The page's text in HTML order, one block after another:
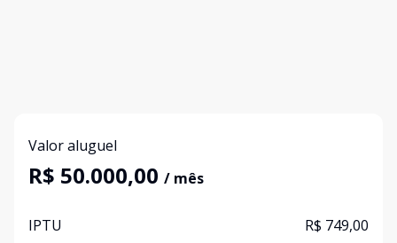
Valor aluguel
R$ 50.000,00 / mês
IPTU R$ 749,00